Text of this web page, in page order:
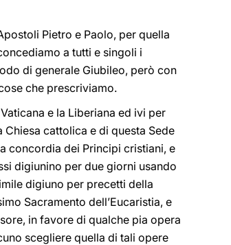
Pietro e Paolo, per quella
a tutti e singoli i
di generale Giubileo, però con
che prescriviamo.
e la Liberiana ed ivi per
cattolica e di questa Sede
concordia dei Principi cristiani, e
digiunino per due giorni usando
digiuno per precetti della
Sacramento dell’Eucaristia, e
in favore di qualche pia opera
scegliere quella di tali opere